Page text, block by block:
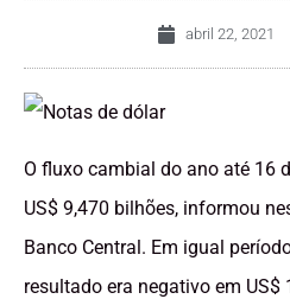
abril 22, 2021
O fluxo cambial do ano até 16
US$ 9,470 bilhões, informou
Banco Central. Em igual
resultado era negativo em US$